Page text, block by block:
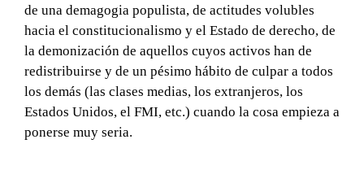
de una demagogia populista, de actitudes volubles
hacia el constitucionalismo y el Estado de derecho, de
la demonización de aquellos cuyos activos han de
redistribuirse y de un pésimo hábito de culpar a todos
los demás (las clases medias, los extranjeros, los
Estados Unidos, el FMI, etc.) cuando la cosa empieza a
ponerse muy seria.